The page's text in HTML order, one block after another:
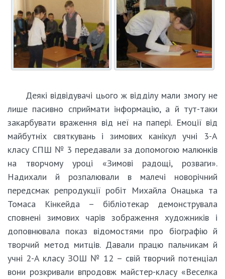
Деякі відвідувачі цього ж відділу мали змогу не
лише пасивно сприймати інформацію, а й тут-таки
закарбувати враження від неї на папері. Емоції від
майбутніх святкувань і зимових канікул учні 3-А
класу СПШ № 3 передавали за допомогою малюнків
на творчому уроці «Зимові радощі, розваги».
Надихали й розпалювали в малечі новорічний
передсмак репродукції робіт Михайла Онацька та
Томаса Кінкейда – бібліотекар демонструвала
сповнені зимових чарів зображення художників і
доповнювала показ відомостями про біографію й
творчий метод митців. Давали працю пальчикам й
учні 2-А класу ЗОШ № 12 – свій творчий потенціал
вони розкривали впродовж майстер-класу «Веселка